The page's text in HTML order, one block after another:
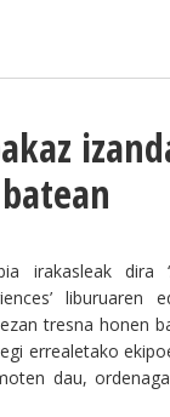
irakasleak dira
liburuaren
tresna honen
errealetako
dau,